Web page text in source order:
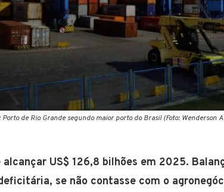
Porto de Rio Grande segundo maior porto do Brasil (Foto: Wenderson
US$ 126,8 bilhões em 2025.
se não contasse com o